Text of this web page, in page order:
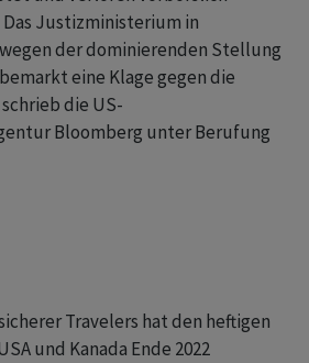
Justizministerium in
der dominierenden Stellung
eine Klage gegen die
die US-
Bloomberg unter Berufung
Travelers hat den heftigen
und Kanada Ende 2022